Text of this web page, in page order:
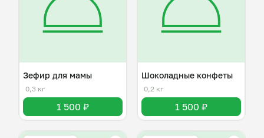
Зефир для мамы
0,3 кг
1 500 ₽
Шоколадные конфеты
0,2 кг
1 500 ₽